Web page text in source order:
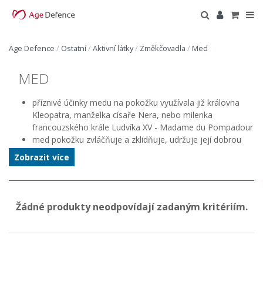
Age Defence / Ostatní/Aktivní látky/ Změkčovadla / Med
MED
příznivé účinky medu na pokožku využívala již královna
Kleopatra, manželka císaře Nera, nebo milenka
francouzského krále Ludvíka XV - Madame du Pompadour
med pokožku zvláčňuje a zklidňuje, udržuje její dobrou
hydrataci a mírní zánětlivé reakce u problematické pleti
med je plný oxidantů, antibakteriálních a antibiotických
o odstranění starých buněk
je perfektní přísadou do pleťových krémů, odličovacích
Zobrazit více
Žádné produkty neodpovídají zadaným kritériím.